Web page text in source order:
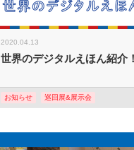
2020.04.13
世界のデジタルえほん紹介！
お知らせ 巡回展&展示会